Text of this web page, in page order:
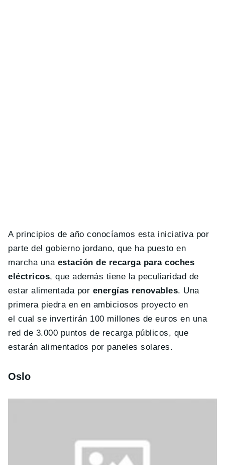
A principios de año conocíamos esta iniciativa por
parte del gobierno jordano, que ha puesto en
marcha una estación de recarga para coches
eléctricos, que además tiene la peculiaridad de
estar alimentada por energías renovables. Una
primera piedra en en ambiciosos proyecto en
el cual se invertirán 100 millones de euros en una
red de 3.000 puntos de recarga públicos, que
estarán alimentados por paneles solares.
Oslo